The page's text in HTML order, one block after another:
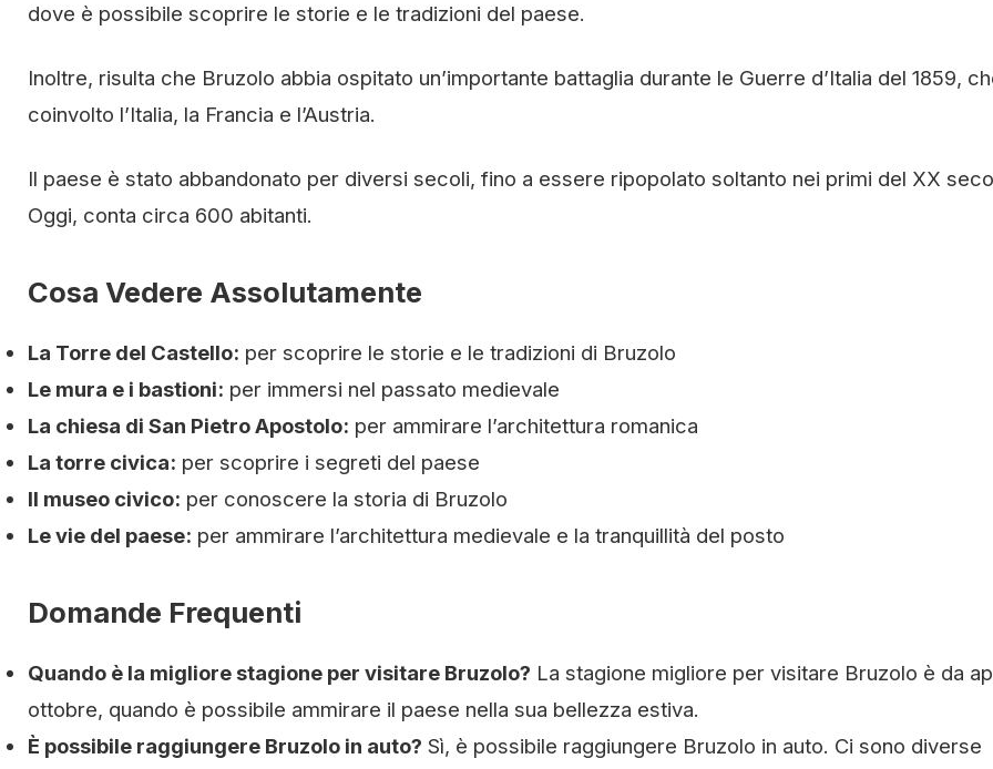
dove è possibile scoprire le storie e le tradizioni del paese.
Inoltre, risulta che Bruzolo abbia ospitato un’importante battaglia durante le Guerre d’Italia del 1859,
coinvolto l’Italia, la Francia e l’Austria.
Il paese è stato abbandonato per diversi secoli, fino a essere ripopolato soltanto nei primi del XX
Oggi, conta circa 600 abitanti.
Cosa Vedere Assolutamente
La Torre del Castello: per scoprire le storie e le tradizioni di Bruzolo
Le mura e i bastioni: per immersi nel passato medievale
La chiesa di San Pietro Apostolo: per ammirare l’architettura romanica
La torre civica: per scoprire i segreti del paese
Il museo civico: per conoscere la storia di Bruzolo
Le vie del paese: per ammirare l’architettura medievale e la tranquillità del posto
Domande Frequenti
Quando è la migliore stagione per visitare Bruzolo? La stagione migliore per visitare Bruzolo è da
ottobre, quando è possibile ammirare il paese nella sua bellezza estiva.
È possibile raggiungere Bruzolo in auto? Sì, è possibile raggiungere Bruzolo in auto. Ci sono diverse